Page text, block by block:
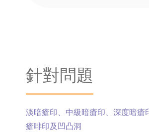
針對問題
淡暗瘡印、中級暗瘡印、深度暗瘡
瘡啡印及凹凸洞